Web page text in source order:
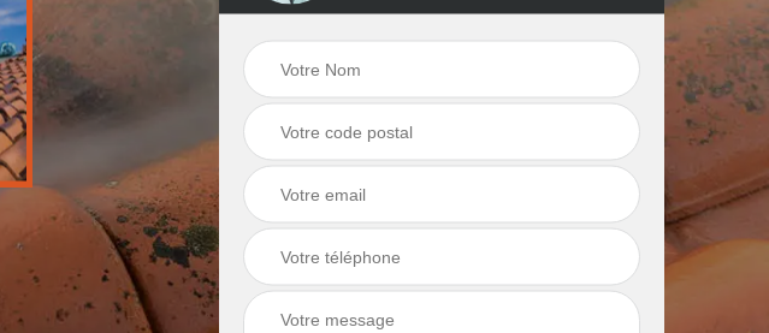
Démoussage de
toiture 21
Couvreur zingueur